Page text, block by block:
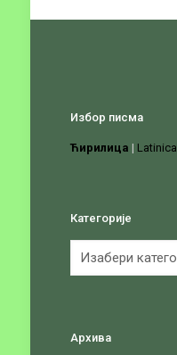
Избор писма
Ћирилица | Latinica
Категорије
Архива